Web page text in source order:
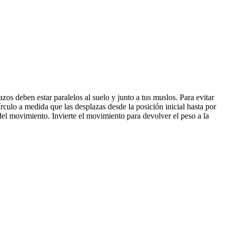
deben estar paralelos al suelo y junto a tus muslos. Para evitar
a medida que las desplazas desde la posición inicial hasta por
movimiento. Invierte el movimiento para devolver el peso a la